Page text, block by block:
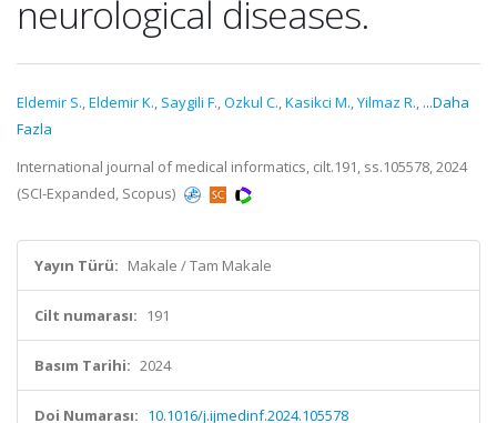
neurological diseases.
Eldemir S.,Eldemir K., Saygili F.,Ozkul C.,Kasikci M.,Yilmaz R., ...Daha
Fazla
International journal of medical informatics, cilt.191, ss.105578, 2024
(SCI-Expanded, Scopus)
Yayın Türü: Makale / Tam Makale
Cilt numarası: 191
Basım Tarihi: 2024
Doi Numarası: 10.1016/j.ijmedinf.2024.105578